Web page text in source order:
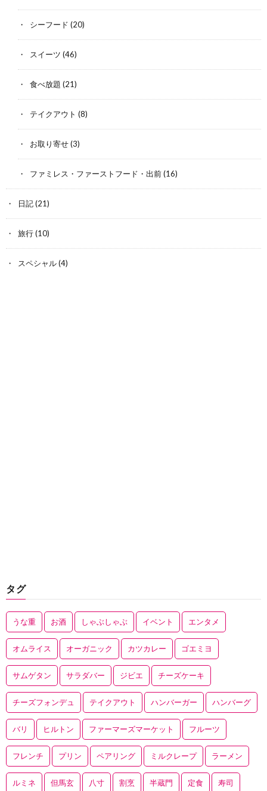
シーフード (20)
スイーツ (46)
食べ放題 (21)
テイクアウト (8)
お取り寄せ(3)
ファミレス・ファーストフード・出前(16)
日記(21)
旅行(10)
スペシャル(4)
タグ
うな重 お酒 しゃぶしゃぶ イベント エンタメ
オムライス オーガニック カツカレー ゴエミヨ
サムゲタン サラダバー ジビエ チーズケーキ
チーズフォンデュ テイクアウト ハンバーガー ハンバーグ
バリ ヒルトン ファーマーズマーケット フルーツ
フレンチ プリン ペアリング ミルクレープ ラーメン
ルミネ 但馬玄 八寸 割烹 半蔵門 定食 寿司